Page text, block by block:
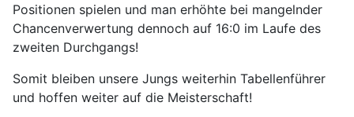
Positionen spielen und man erhöhte bei mangelnder
Chancenverwertung dennoch auf 16:0 im Laufe des
zweiten Durchgangs!
Somit bleiben unsere Jungs weiterhin Tabellenführer
und hoffen weiter auf die Meisterschaft!